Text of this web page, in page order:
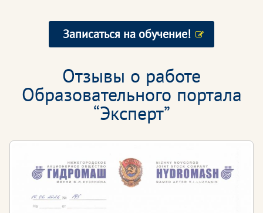
Записаться на обучение!
Отзывы о работе
Образовательного портала
“Эксперт”